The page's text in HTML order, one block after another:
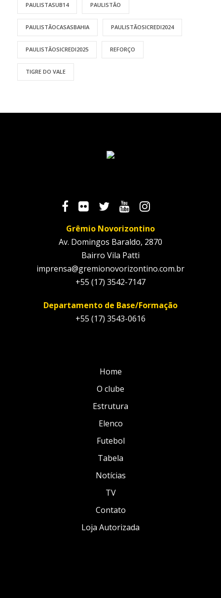
PAULISTASUB14 PAULISTÃO
PAULISTÃOCASASBAHIA PAULISTÃOSICREDI2024
PAULISTÃOSICREDI2025 REFORÇO
TIGRE DO VALE
Grêmio Novorizontino
Av. Domingos Baraldo, 2870
Bairro Vila Patti
imprensa@gremionovorizontino.com.br
+55 (17) 3542-7147
Departamento de Base/Formação
+55 (17) 3543-0616
Home
O clube
Estrutura
Elenco
Futebol
Tabela
Notícias
TV
Contato
Loja Autorizada